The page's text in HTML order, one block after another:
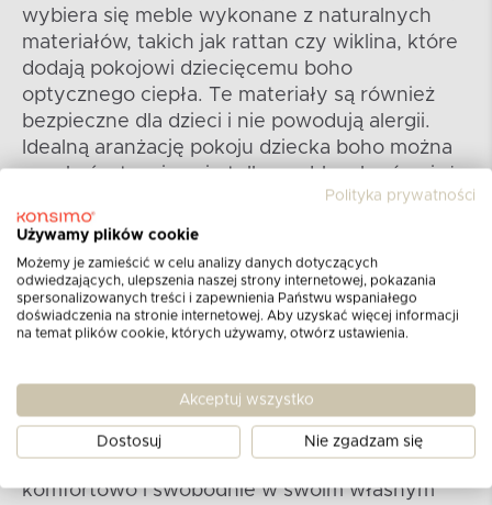
wybiera się meble wykonane z naturalnych
materiałów, takich jak rattan czy wiklina, które
dodają pokojowi dziecięcemu boho
optycznego ciepła. Te materiały są również
bezpieczne dla dzieci i nie powodują alergii.
Idealną aranżację pokoju dziecka boho można
uzyskać, stosując nie tylko meble, ale również
dodatki i dekoracje w tym stylu. Na przykład,
można wybrać kolorowe poduszki w
folklorystyczne wzory, dywany z etnicznymi
motywami, czy też lampiony w stylu boho.
Wszystko powinno prezentować się
harmonijnie i tworzyć przytulną atmosferę,
kreatywności. Meble do pokoju dziecka w stylu
boho są wyjątkowe i unikalne, nadają
charakteru pokojowi oraz wprowadzają w nim
odrobinę magii. Pozwalają dzieciom czuć się
komfortowo i swobodnie w swoim własnym
Polityka prywatności
Używamy plików cookie
Możemy je zamieścić w celu analizy danych dotyczących
odwiedzających, ulepszenia naszej strony internetowej, pokazania
spersonalizowanych treści i zapewnienia Państwu wspaniałego
doświadczenia na stronie internetowej. Aby uzyskać więcej informacji
na temat plików cookie, których używamy, otwórz ustawienia.
Akceptuj wszystko
Dostosuj Nie zgadzam się